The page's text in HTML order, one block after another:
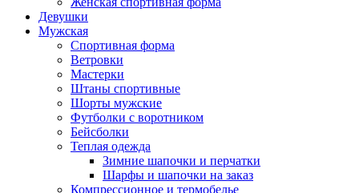
Девушки
Мужская
Спортивная форма
Ветровки
Мастерки
Штаны спортивные
Шорты мужские
Футболки с воротником
Бейсболки
Теплая одежда
Зимние шапочки и перчатки
Шарфы и шапочки на заказ
Компрессионное и термобелье